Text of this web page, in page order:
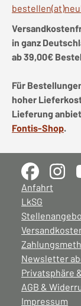
in ganz
ab 39,00€
Für
hoher
Lieferung
Fontis-Shop.
Anfahrt
LkSG
Newsletter
Privatsphäre
AGB &
Impressum